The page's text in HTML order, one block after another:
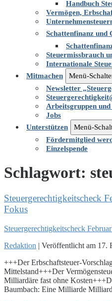
Handbuch
Vermögen,
Schattenfinanz und
Steuermissbrauch
Internationale
Mitmachen
Menü-
Newsletter
Arbeitsgruppen
Jobs
Unterstützen
Menü-
Fördermitglied
Einzelspende
Schlagwort:
Steuergerechtigkeitscheck
Fokus
Steuergerechtigkeitscheck
Redaktion | Veröffentlicht am 17.
+++Der Erbschaftsteuer-
Mittelstand+++Der
Milliardäre fast ohne
Baumbach: Eine Milliarde